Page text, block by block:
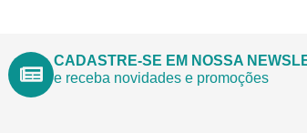
CADASTRE-SE EM NOSSA
e receba novidades e promoções